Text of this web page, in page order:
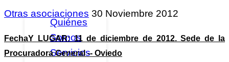
Quiénes
Somos
Servicios
Otras asociaciones 30 Noviembre 2012
FechaY LUGAR: 11 de diciembre de 2012. Sede de la
Procuradora General -- Oviedo